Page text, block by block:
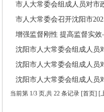
市人大常委会组成人员对市
市人大常委会召开沈阳市
增强监督刚性 提高监督实
沈阳市人大常委会组成人员
沈阳市人大常委会组成人员
沈阳市人大常委会组成人员
当前第 1/3 页,共 22 条记录 [首页] [